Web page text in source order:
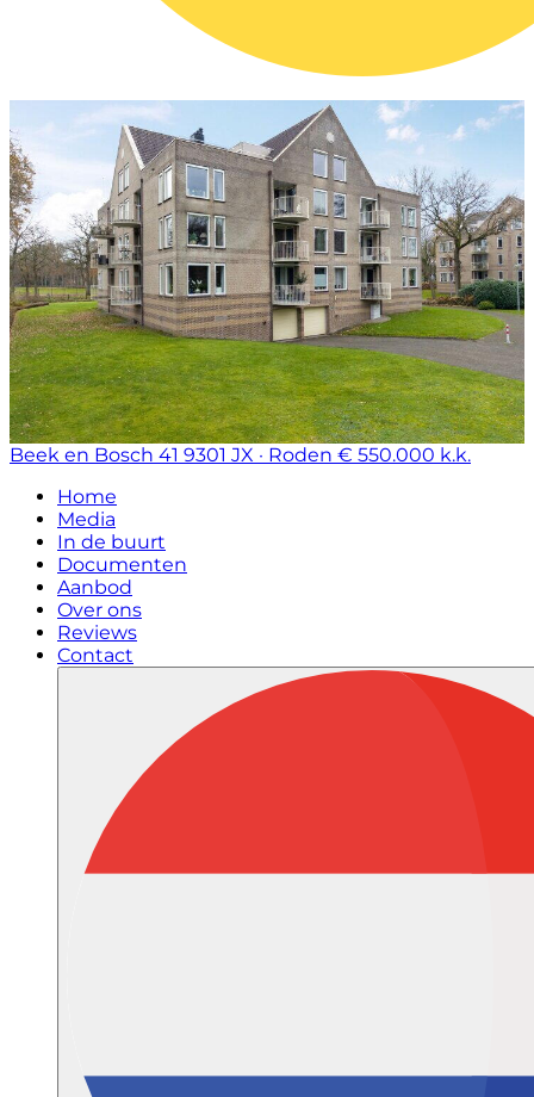
Beek en Bosch 41 9301 JX · Roden € 550.000 k.k.
Home
Media
In de buurt
Documenten
Aanbod
Over ons
Reviews
Contact